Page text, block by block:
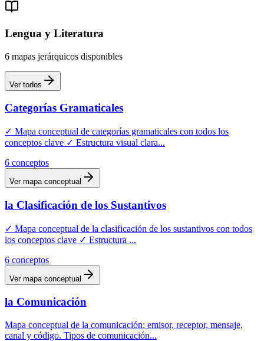
Lengua y Literatura
6 mapas jerárquicos disponibles
Ver todos
Categorías Gramaticales
✓ Mapa conceptual de categorías gramaticales con todos los
conceptos clave ✓ Estructura visual clara...
6 conceptos
Ver mapa conceptual
la Clasificación de los Sustantivos
✓ Mapa conceptual de la clasificación de los sustantivos con todos
los conceptos clave ✓ Estructura ...
6 conceptos
Ver mapa conceptual
la Comunicación
Mapa conceptual de la comunicación: emisor, receptor, mensaje,
canal y código. Tipos de comunicación...